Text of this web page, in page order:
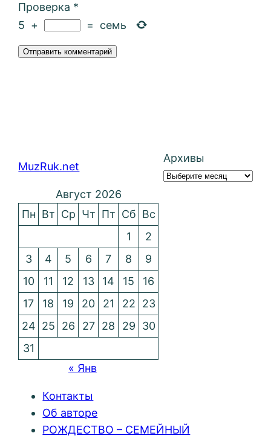
Проверка *
5 + = семь
MuzRuk.net
Архивы
Август 2026
Пн Вт Ср Чт Пт Сб Вс
1
2
3
4 5 6 7 8
9
10
11 12 13 14 15
16
17
18 19 20 21 22
23
24 25 26 27 28 29
30
31
« Янв
Контакты
Об авторе
РОЖДЕСТВО – СЕМЕЙНЫЙ